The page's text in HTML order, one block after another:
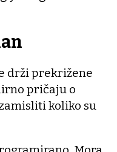
drži prekrižene
pričaju o
koliko su